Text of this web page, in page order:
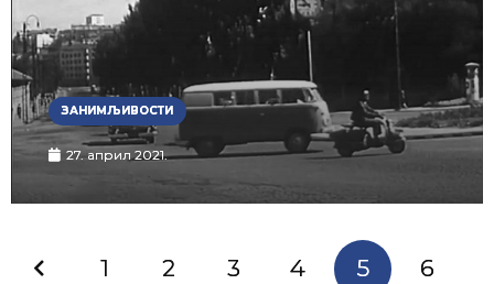
ЗАНИМЉИВОСТИ
27. април 2021.
1 2 3 4 5 6